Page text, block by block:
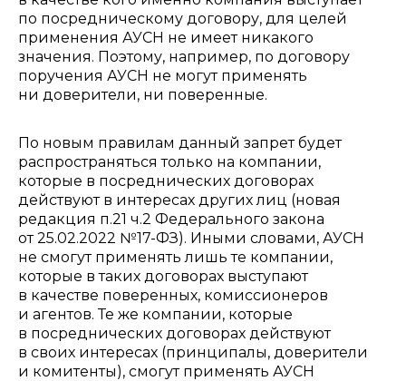
по посредническому договору, для целей
применения АУСН не имеет никакого
значения. Поэтому, например, по договору
поручения АУСН не могут применять
ни доверители, ни поверенные.
По новым правилам данный запрет будет
распространяться только на компании,
которые в посреднических договорах
действуют в интересах других лиц (новая
редакция п.21 ч.2 Федерального закона
от 25.02.2022 №17-ФЗ). Иными словами, АУСН
не смогут применять лишь те компании,
которые в таких договорах выступают
в качестве поверенных, комиссионеров
и агентов. Те же компании, которые
в посреднических договорах действуют
в своих интересах (принципалы, доверители
и комитенты), смогут применять АУСН